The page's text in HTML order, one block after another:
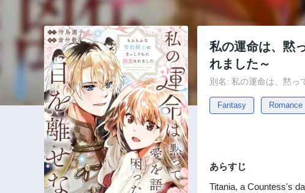
私の運命は、黙
れました～
別名: 私の運命は、黙っ
Fantasy Romance
あらすじ
Titania, a Countess's